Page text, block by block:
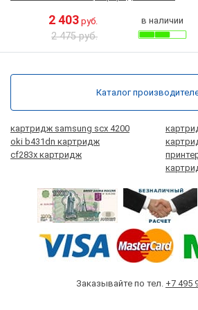
2 403 руб.
2 475 руб.
в наличии
картридж samsung scx 4200
oki b431dn картридж
cf283x картридж
Заказывайте по тел. +7 495